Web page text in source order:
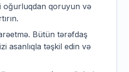
oğurluqdan qoruyun və
Bütün tərəfdaş
asanlıqla təşkil edin və